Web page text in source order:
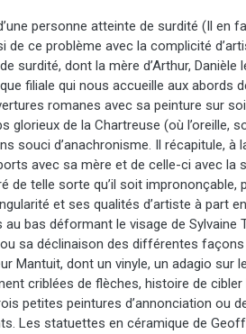
personne atteinte de surdité (Il en
de ce problème avec la complicité
surdité, dont la mère d’Arthur, Danièle
filiale qui nous accueille aux abords
romanes avec sa peinture sur
glorieux de la Chartreuse (où l’oreille,
souci d’anachronisme. Il récapitule, à
avec sa mère et de celle-ci avec la
de telle sorte qu’il soit imprononçable,
et ses qualités d’artiste à part
bas déformant le visage de Sylvaine
sa déclinaison des différentes
Mantuit, dont un vinyle, un adagio sur
criblées de flèches, histoire de cibler
petites peintures d’annonciation ou
Les statuettes en céramique de